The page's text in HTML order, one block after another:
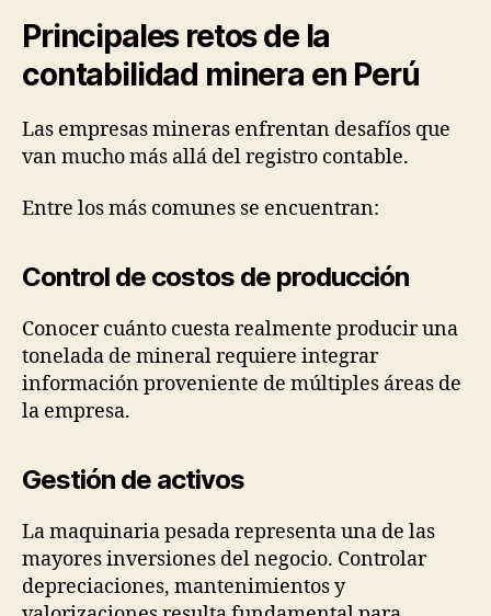
Principales retos de la
contabilidad minera en Perú
Las empresas mineras enfrentan desafíos que
van mucho más allá del registro contable.
Entre los más comunes se encuentran:
Control de costos de producción
Conocer cuánto cuesta realmente producir una
tonelada de mineral requiere integrar
información proveniente de múltiples áreas de
la empresa.
Gestión de activos
La maquinaria pesada representa una de las
mayores inversiones del negocio. Controlar
depreciaciones, mantenimientos y